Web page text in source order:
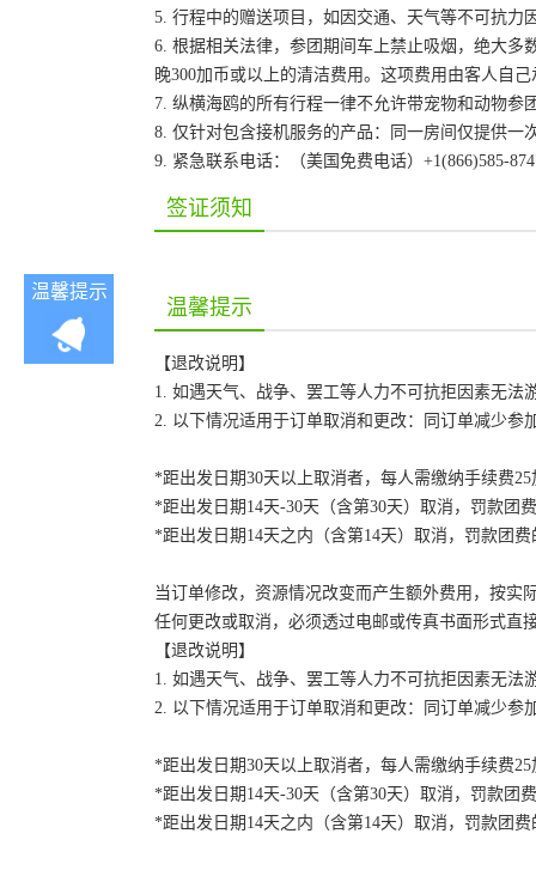
5. 行程中的赠送项目，如因交通、天气等不可抗
6. 根据相关法律，参团期间车上禁止吸烟，绝大
晚300加币或以上的清洁费用。这项费用由客人自
7. 纵横海鸥的所有行程一律不允许带宠物和动物参
8. 仅针对包含接机服务的产品：同一房间仅提供
9. 紧急联系电话：（美国免费电话）+1(866)585-
签证须知
温馨提示
温馨提示
【退改说明】
1. 如遇天气、战争、罢工等人力不可抗拒因素无
2. 以下情况适用于订单取消和更改：同订单减少
*距出发日期30天以上取消者，每人需缴纳手续费
*距出发日期14天-30天（含第30天）取消，罚款团
*距出发日期14天之内（含第14天）取消，罚款团费
当订单修改，资源情况改变而产生额外费用，按实
任何更改或取消，必须透过电邮或传真书面形式直
【退改说明】
1. 如遇天气、战争、罢工等人力不可抗拒因素无
2. 以下情况适用于订单取消和更改：同订单减少
*距出发日期30天以上取消者，每人需缴纳手续费
*距出发日期14天-30天（含第30天）取消，罚款团
*距出发日期14天之内（含第14天）取消，罚款团费